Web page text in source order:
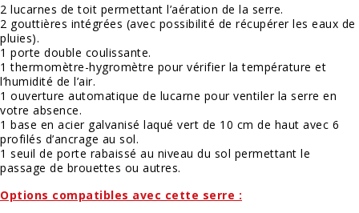
2 lucarnes de toit permettant l’aération de la serre.
2 gouttières intégrées (avec possibilité de récupérer les eaux de
pluies).
1 porte double coulissante.
1 thermomètre-hygromètre pour vérifier la température et
l’humidité de l’air.
1 ouverture automatique de lucarne pour ventiler la serre en
votre absence.
1 base en acier galvanisé laqué vert de 10 cm de haut avec 6
profilés d’ancrage au sol.
1 seuil de porte rabaissé au niveau du sol permettant le
passage de brouettes ou autres.
Options compatibles avec cette serre :